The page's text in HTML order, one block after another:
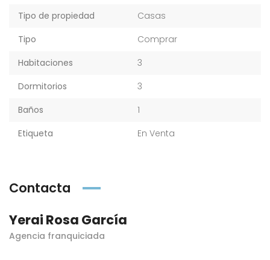
Tipo de propiedad
Casas
Tipo
Comprar
Habitaciones
3
Dormitorios
3
Baños
1
Etiqueta
En Venta
Contacta
Yerai Rosa García
Agencia franquiciada